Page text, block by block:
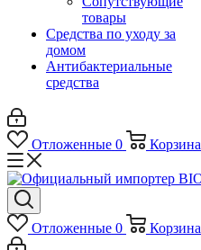
товары
Средства по уходу за
домом
Антибактериальные
средства
Отложенные 0 Корзина
Отложенные 0 Корзина